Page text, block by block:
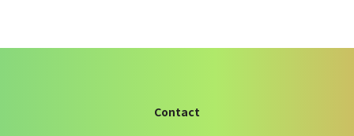
Contact